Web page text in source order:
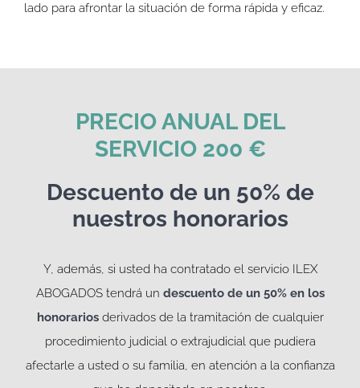
lado para afrontar la situación de forma rápida y eficaz.
PRECIO ANUAL DEL
SERVICIO 200 €
Descuento de un 50% de
nuestros honorarios
Y, además, si usted ha contratado el servicio ILEX
ABOGADOS tendrá un descuento de un 50% en los
honorariosderivados de la tramitación de cualquier
procedimiento judicial o extrajudicial que pudiera
afectarle a usted o su familia, en atención a la confianza